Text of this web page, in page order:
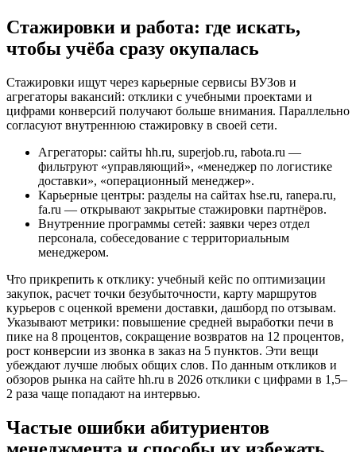
Стажировки и работа: где искать,
чтобы учёба сразу окупалась
Стажировки ищут через карьерные сервисы ВУЗов и
агрегаторы вакансий: отклики с учебными проектами и
цифрами конверсий получают больше внимания. Параллельно
согласуют внутреннюю стажировку в своей сети.
Агрегаторы: сайты hh.ru, superjob.ru, rabota.ru —
фильтруют «управляющий», «менеджер по логистике
доставки», «операционный менеджер».
Карьерные центры: разделы на сайтах hse.ru, ranepa.ru,
fa.ru — открывают закрытые стажировки партнёров.
Внутренние программы сетей: заявки через отдел
персонала, собеседование с территориальным
менеджером.
Что прикрепить к отклику: учебный кейс по оптимизации
закупок, расчет точки безубыточности, карту маршрутов
курьеров с оценкой времени доставки, дашборд по отзывам.
Указывают метрики: повышение средней выработки печи в
пике на 8 процентов, сокращение возвратов на 12 процентов,
рост конверсии из звонка в заказ на 5 пунктов. Эти вещи
убеждают лучше любых общих слов. По данным откликов и
обзоров рынка на сайте hh.ru в 2026 отклики с цифрами в 1,5–
2 раза чаще попадают на интервью.
Частые ошибки абитуриентов